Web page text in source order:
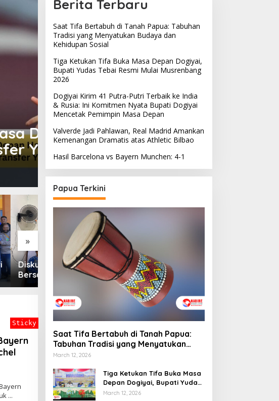
Berita,Nasional,Olahraga
Julian Nagelsmann Di
Angkat Thomas Tuchel
»
Pemprov Papua Tengah
Gelar Rapat Koordinasi
Guna Optimalkan
Pengelolaan Distribusi
Saat Tifa Bertabuh di
Tanah Papua: Tabuhan
Tradisi yang Menyatukan
Budaya dan Kehidupan
Sosial
Sticky
Berita Terbaru
Saat Tifa Bertabuh di Tanah Papua: Tabuhan
Tradisi yang Menyatukan Budaya dan
Kehidupan Sosial
Tiga Ketukan Tifa Buka Masa Depan Dogiyai,
Bupati Yudas Tebai Resmi Mulai Musrenbang
2026
Dogiyai Kirim 41 Putra-Putri Terbaik ke India
& Rusia: Ini Komitmen Nyata Bupati Dogiyai
Mencetak Pemimpin Masa Depan
Valverde Jadi Pahlawan, Real Madrid Amankan
Kemenangan Dramatis atas Athletic Bilbao
Hasil Barcelona vs Bayern Munchen: 4-1
Papua Terkini
Saat Tifa Bertabuh di Tanah Papua:
Tabuhan Tradisi yang Menyatukan
Budaya dan Kehidupan Sosial
March 12, 2026
Tiga Ketukan Tifa Buka Masa
Depan Dogiyai, Bupati Yudas
Tebai Resmi Mulai
March 12, 2026